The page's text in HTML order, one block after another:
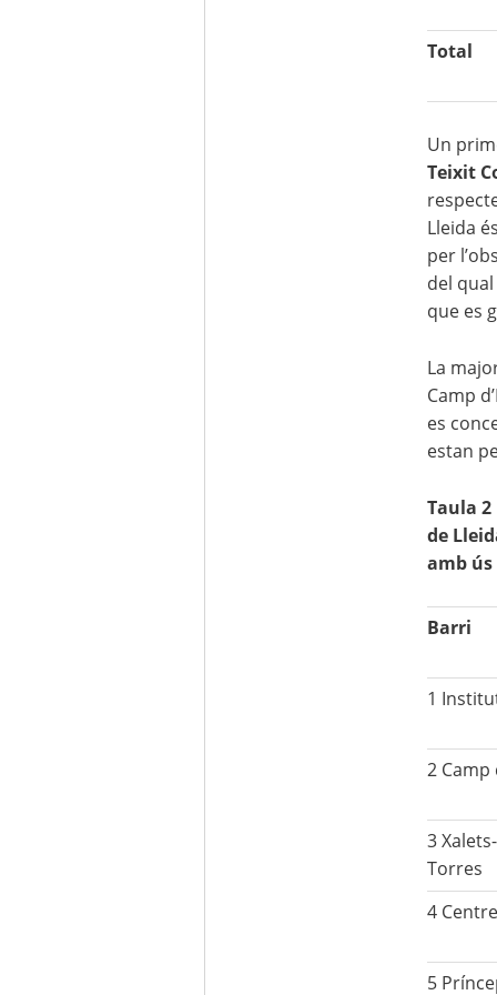
Total
Un
Teixit
Lleida
per
del
que es
La
Camp
es
estan
Taula
de
amb
Barri
1
2 Camp
3
Torres
4
5